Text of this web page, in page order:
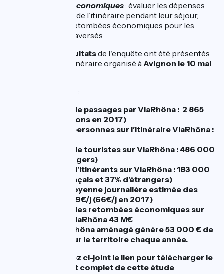
Indicateurs économiques: évaluer les dépenses
des cyclistes de l’itinéraire pendant leur séjour,
estimer les retombées économiques pour les
territoires traversés
Les premiers résultatsde l'enquête ont été présentés
lors du comité d'itinéraire organisé à Avignon le 10 mai
Quelques résultats :
Estimation de passages par ViaRhôna : 2 865
000 (1,1 millions en 2017)
Estimation personnes sur l’itinéraire ViaRhôna :
Estimation de touristes sur ViaRhôna : 486 000
(25% d'étrangers)
Estimation d’itinérants sur ViaRhôna : 183 000
(63% de français et 37% d’étrangers)
Dépense moyenne journalière estimée des
touristes : 69€/j (66€/j en 2017)
Estimation des retombées économiques sur
l’itinéraire ViaRhôna 43 M€
1km de ViaRhôna aménagé génère 53 000 € de
dépenses sur le territoire chaque année.
Vous retrouverez ci-joint le lien pour télécharger le
rapport complet de cette étude